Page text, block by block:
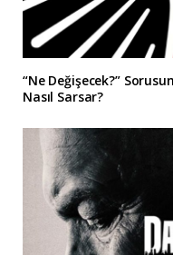
“Ne Değişecek?”
Nasıl Sarsar?